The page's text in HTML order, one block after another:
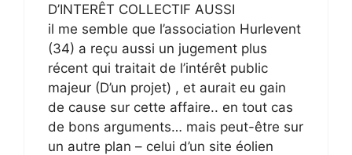
D’INTERÊT COLLECTIF AUSSI
il me semble que l’association Hurlevent
(34) a reçu aussi un jugement plus
récent qui traitait de l’intérêt public
majeur (D’un projet) , et aurait eu gain
de cause sur cette affaire.. en tout cas
de bons arguments… mais peut-être sur
un autre plan – celui d’un site éolien